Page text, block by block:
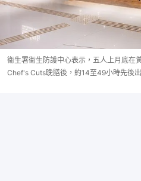
衞生署衞生防護中心表示，五人上月底在
Chef's Cuts晚膳後，約14至49小時先後